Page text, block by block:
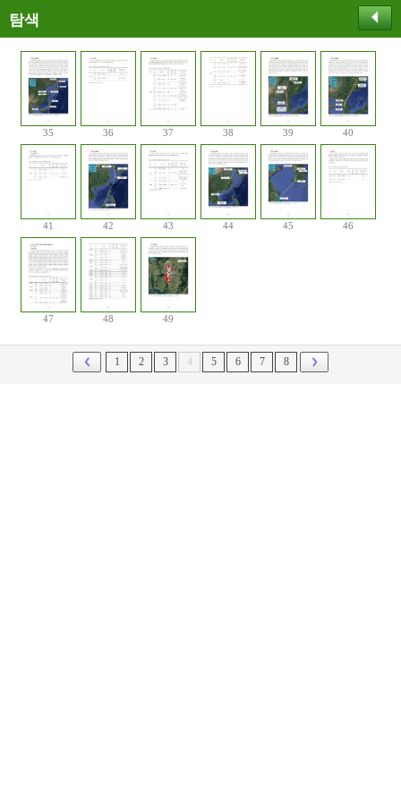
탐색
35 36 37 38 39 40
41 42 43 44 45 46
47 48 49
1 2 3 4 5 6 7 8